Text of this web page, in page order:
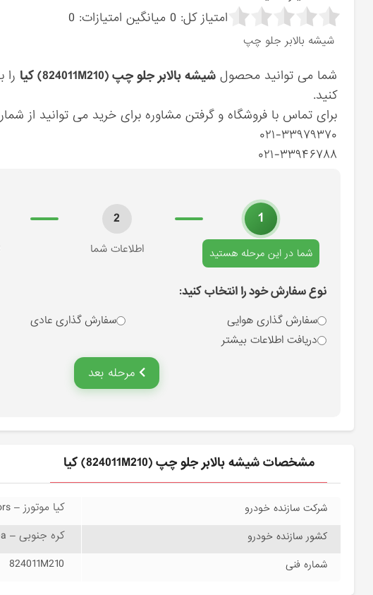
امتیاز کل: 0 میانگین امتیازات: 0
شيشه بالابر جلو چپ
شما می توانید محصولشيشه بالابر جلو چپ (824011M210) کیا
کنید.
برای تماس با فروشگاه و گرفتن مشاوره برای خرید می توانید از
۰۲۱-۳۳۹۷۹۳۷۰
۰۲۱-۳۳۹۴۶۷۸۸
1
انتخاب نوع سفارش
شما در این مرحله هستید
2
اطلاعات شما
نوع سفارش خود را انتخاب کنید:
سفارش گذاری هوایی
سفارش گذاری عادی
دریافت اطلاعات بیشتر
مرحله بعد
مشخصات شيشه بالابر جلو چپ (824011M210) کیا
شرکت سازنده خودرو کیا موتورز – Kia Motors
کشور سازنده خودرو کره جنوبی – South Korea
شماره فنی 824011M210